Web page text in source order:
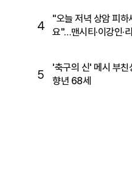
4
"오늘 저녁 상암 피하
요"…맨시티·이강인·
5
'축구의 신' 메시 부
향년 68세